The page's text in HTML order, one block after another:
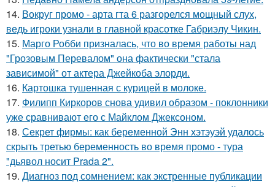
14. Вокруг промо - арта гта 6 разгорелся мощный слух,
ведь игроки узнали в главной красотке Габриэлу Чикин.
15. Марго Робби призналась, что во время работы над
"Грозовым Перевалом" она фактически "стала
зависимой" от актера Джейкоба элорди.
16. Картошка тушенная с курицей в молоке.
17. Филипп Киркоров снова удивил образом - поклонники
уже сравнивают его с Майклом Джексоном.
18. Секрет фирмы: как беременной Энн хэтэуэй удалось
скрыть третью беременность во время промо - тура
"дьявол носит Prada 2".
19. Диагноз под сомнением: как экстренные публикации